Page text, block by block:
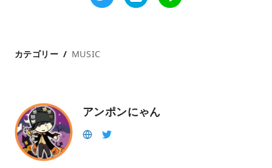
カテゴリー MUSIC
アンポンにゃん